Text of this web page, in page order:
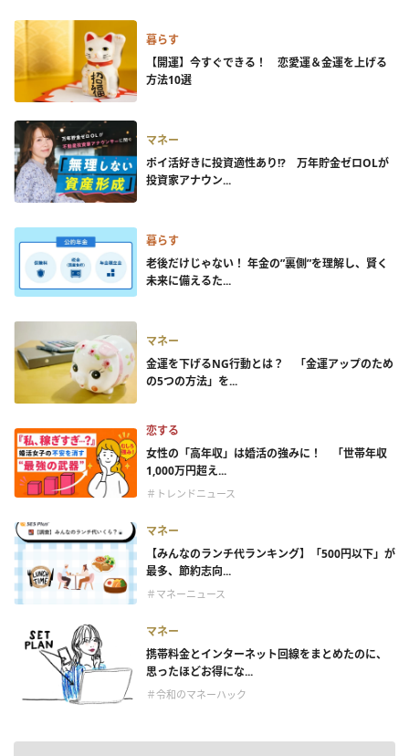
暮らす
【開運】今すぐできる！ 恋愛運＆金運を上げる
方法10選
マネー
ポイ活好きに投資適性あり!? 万年貯金ゼロOLが
投資家アナウン...
暮らす
老後だけじゃない！ 年金の”裏側”を理解し、賢く
未来に備えるた...
マネー
金運を下げるNG行動とは？ 「金運アップのため
の5つの方法」を...
恋する
女性の「高年収」は婚活の強みに！ 「世帯年収
1,000万円超え...
＃トレンドニュース
マネー
【みんなのランチ代ランキング】「500円以下」が
最多、節約志向...
＃マネーニュース
マネー
携帯料金とインターネット回線をまとめたのに、
思ったほどお得にな...
＃令和のマネーハック